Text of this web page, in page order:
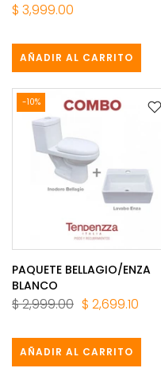
$ 3,999.00
AÑADIR AL CARRITO
-10%
PAQUETE BELLAGIO/ENZA
BLANCO
$ 2,999.00 $ 2,699.10
AÑADIR AL CARRITO